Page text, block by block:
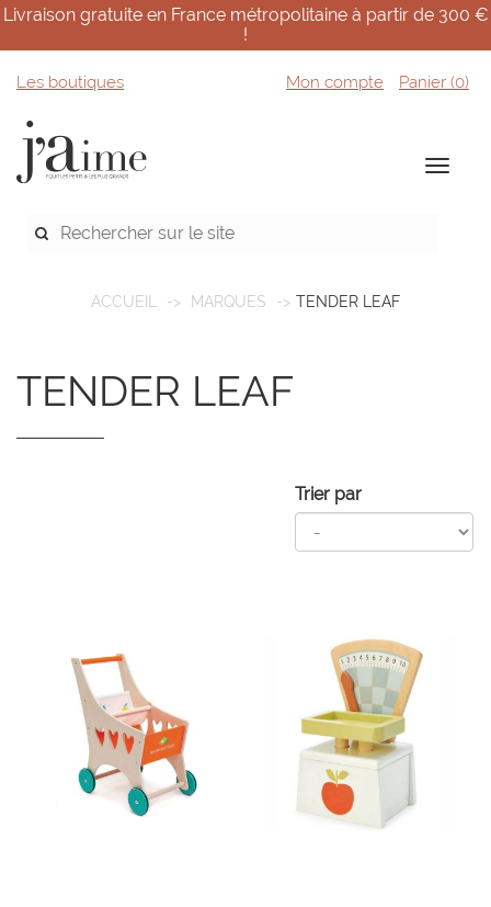
Livraison gratuite en France métropolitaine à partir de 300 €
!
Les boutiques Mon compte Panier (0)
ACCUEIL MARQUES TENDER LEAF
TENDER LEAF
Trier par